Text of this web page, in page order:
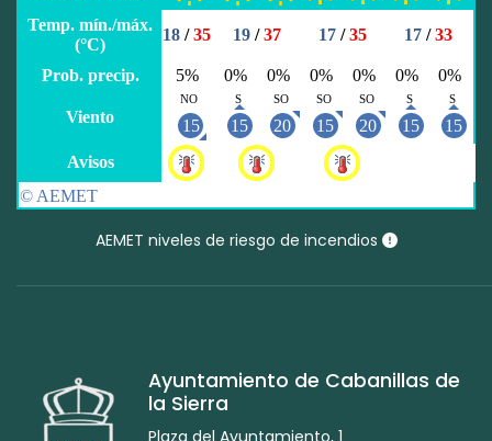
AEMET niveles de riesgo de incendios
Ayuntamiento de Cabanillas de
la Sierra
Plaza del Ayuntamiento, 1